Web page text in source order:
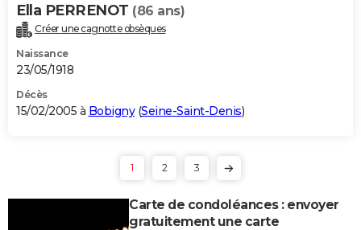
Ella PERRENOT (86 ans)
Créer une cagnotte obsèques
Naissance
23/05/1918
Décès
15/02/2005 à Bobigny(Seine-Saint-Denis)
1 2 3
Carte de condoléances : envoyer
gratuitement une carte